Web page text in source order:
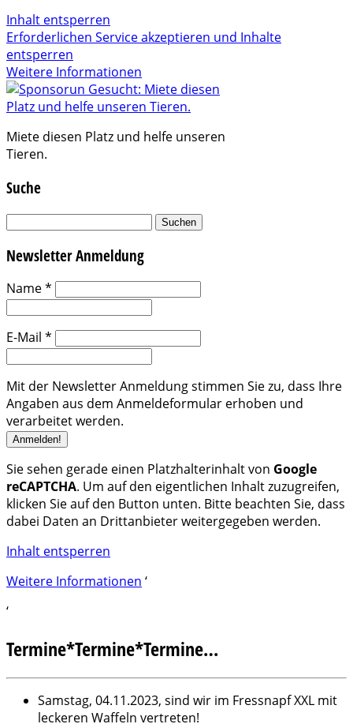
Inhalt entsperren
Erforderlichen Service akzeptieren und Inhalte
entsperren
Weitere Informationen
Miete diesen Platz und helfe unseren
Tieren.
Suche
Suchen
Newsletter Anmeldung
Name*
E-Mail *
Mit der Newsletter Anmeldung stimmen Sie zu, dass Ihre
Angaben aus dem Anmeldeformular erhoben und
verarbeitet werden.
Sie sehen gerade einen Platzhalterinhalt von Google
reCAPTCHA. Um auf den eigentlichen Inhalt zuzugreifen,
klicken Sie auf den Button unten. Bitte beachten Sie, dass
dabei Daten an Drittanbieter weitergegeben werden.
Inhalt entsperren
Weitere Informationen ‘
‘
Termine*Termine*Termine…
Samstag, 04.11.2023, sind wir im Fressnapf XXL mit
leckeren Waffeln vertreten!